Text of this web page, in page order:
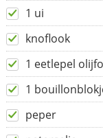
1 ui
knoflook
1 eetlepel
1
peper